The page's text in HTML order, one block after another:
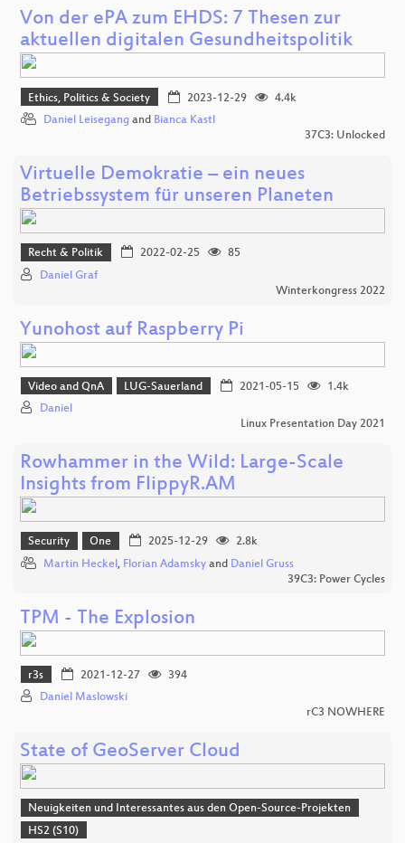
Von der ePA zum EHDS: 7 Thesen zur
aktuellen digitalen Gesundheitspolitik
Ethics, Politics & Society 2023-12-29
4.4k
Daniel Leisegang and Bianca Kastl
37C3: Unlocked
Virtuelle Demokratie – ein neues
Betriebssystem für unseren Planeten
Recht & Politik 2022-02-25
85
Daniel Graf
Winterkongress 2022
Yunohost auf Raspberry Pi
Video and QnA LUG-Sauerland 2021-05-15
1.4k
Daniel
Linux Presentation Day 2021
Rowhammer in the Wild: Large-Scale
Insights from FlippyR.AM
Security One 2025-12-29
2.8k
Martin Heckel , Florian Adamsky and Daniel Gruss
39C3: Power Cycles
TPM - The Explosion
r3s 2021-12-27
394
Daniel Maslowski
rC3 NOWHERE
State of GeoServer Cloud
Neuigkeiten und Interessantes aus den Open-Source-Projekten
HS2 (S10)